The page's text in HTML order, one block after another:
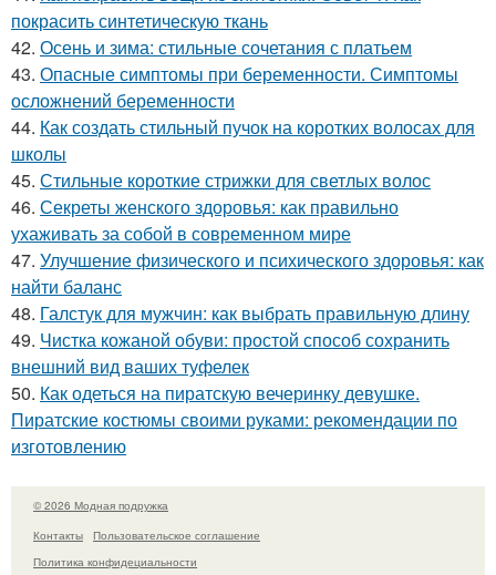
покрасить синтетическую ткань
42. Осень и зима: стильные сочетания с платьем
43. Опасные симптомы при беременности. Симптомы
осложнений беременности
44. Как создать стильный пучок на коротких волосах для
школы
45. Стильные короткие стрижки для светлых волос
46. Секреты женского здоровья: как правильно
ухаживать за собой в современном мире
47. Улучшение физического и психического здоровья: как
найти баланс
48. Галстук для мужчин: как выбрать правильную длину
49. Чистка кожаной обуви: простой способ сохранить
внешний вид ваших туфелек
50. Как одеться на пиратскую вечеринку девушке.
Пиратские костюмы своими руками: рекомендации по
изготовлению
© 2026 Модная подружка
Контакты
Пользовательское соглашение
Политика конфидециальности